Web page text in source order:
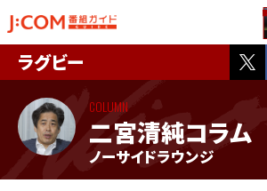
ラグビー
二宮清純コラム
ノーサイドラウンジ
COLUMN